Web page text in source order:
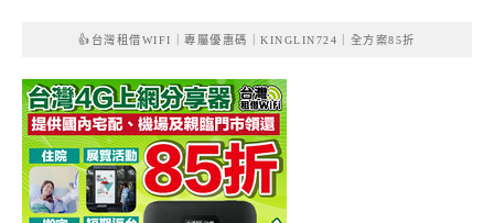
👍台灣租借WIFI｜專屬優惠碼｜KINGLIN724｜全方案85折